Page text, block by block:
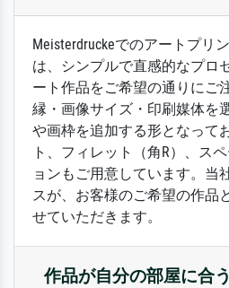
Meisterdruckeでのアートプリ
は、シンプルで直感的なプロ
ート作品をご希望の通りにご
縁・画像サイズ・印刷媒体を
や画枠を追加する形となって
ト、フィレット（角R）、ス
ョンもご用意しています。当
スが、お客様のご希望の作品
せていただきます。
作品が自分の部屋に合